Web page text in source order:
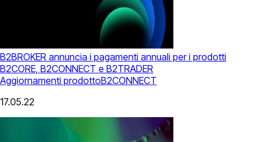
B2BROKER annuncia i pagamenti annuali per i prodotti
B2CORE, B2CONNECT e B2TRADER
Aggiornamenti prodottoB2CONNECT
17.05.22